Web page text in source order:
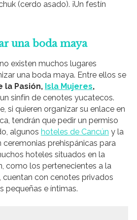
(cerdo asado). ¡Un festín
una boda maya
existen muchos lugares
una boda maya. Entre ellos se
la Pasión, Isla Mujeres,
sinfín de cenotes yucatecos.
si quieren organizar su enlace en
tendrán que pedir un permiso
algunos hoteles de Cancún y la
ceremonias prehispánicas para
hoteles situados en la
como los pertenecientes a la
, cuentan con cenotes privados
pequeñas e íntimas.